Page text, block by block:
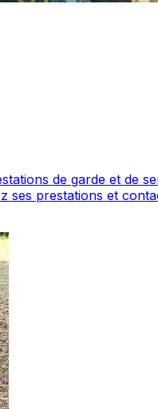
services canins. Noté 5/5